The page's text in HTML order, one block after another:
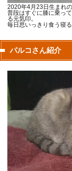
2020年4月23日生まれ
普段はすぐに膝に乗っ
る元気印。
毎日思いっきり食う寝
パルコさん紹介